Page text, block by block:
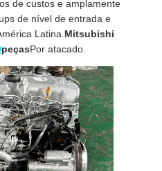
de custos e amplamente
de nível de entrada e
Latina.Mitsubishi
peçasPor atacado.